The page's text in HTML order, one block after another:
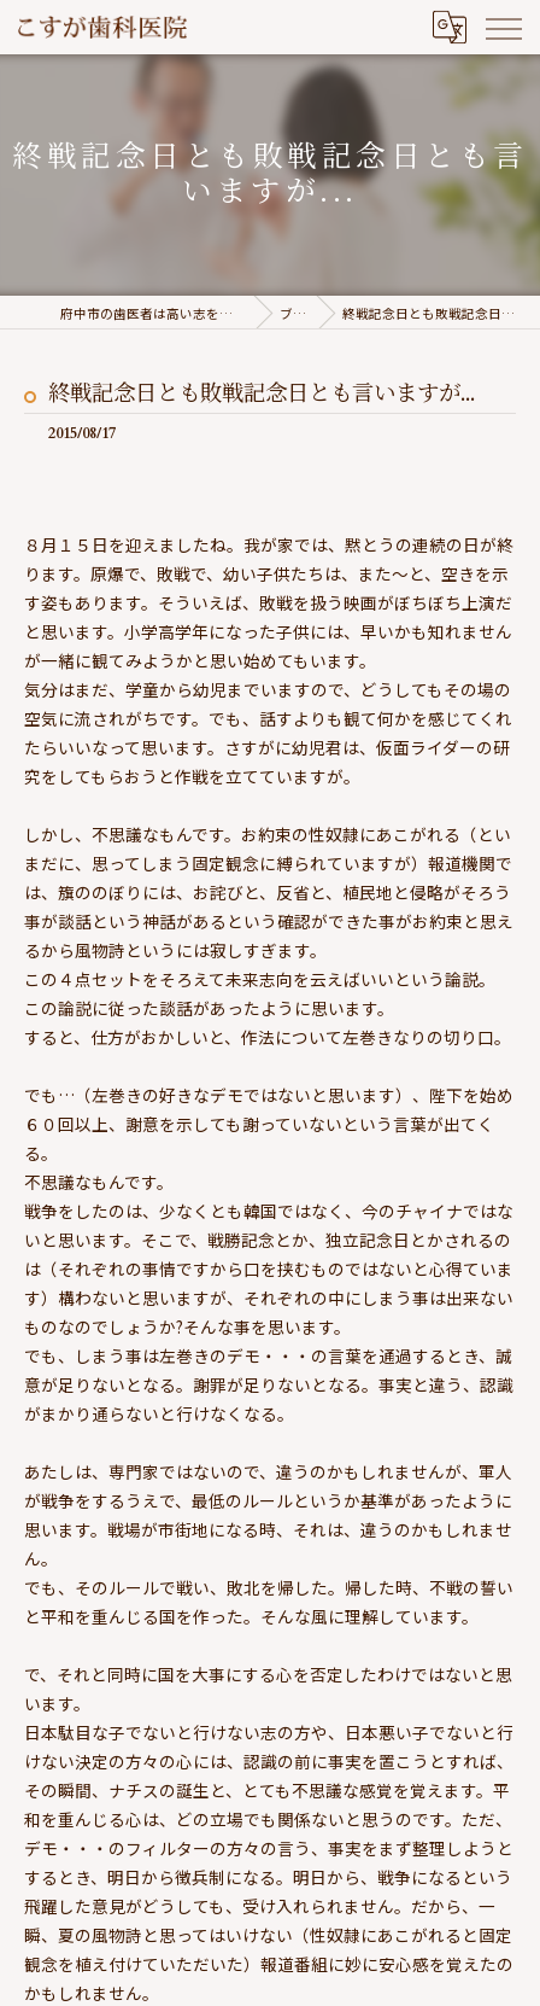
終戦記念日とも敗戦記念日とも言
いますが...
府中市の歯医者は高い志を持つこすが歯科医院 ブログ 終戦記念日とも敗戦記念日とも言いますが...
終戦記念日とも敗戦記念日とも言いますが...
2015/08/17
８月１５日を迎えましたね。我が家では、黙とうの連続の日が終
ります。原爆で、敗戦で、幼い子供たちは、また～と、空きを示
す姿もあります。そういえば、敗戦を扱う映画がぼちぼち上演だ
と思います。小学高学年になった子供には、早いかも知れません
が一緒に観てみようかと思い始めてもいます。
気分はまだ、学童から幼児までいますので、どうしてもその場の
空気に流されがちです。でも、話すよりも観て何かを感じてくれ
たらいいなって思います。さすがに幼児君は、仮面ライダーの研
究をしてもらおうと作戦を立てていますが。
しかし、不思議なもんです。お約束の性奴隷にあこがれる（とい
まだに、思ってしまう固定観念に縛られていますが）報道機関で
は、籏ののぼりには、お詫びと、反省と、植民地と侵略がそろう
事が談話という神話があるという確認ができた事がお約束と思え
るから風物詩というには寂しすぎます。
この４点セットをそろえて未来志向を云えばいいという論説。
この論説に従った談話があったように思います。
すると、仕方がおかしいと、作法について左巻きなりの切り口。
でも…（左巻きの好きなデモではないと思います）、陛下を始め
６０回以上、謝意を示しても謝っていないという言葉が出てく
る。
不思議なもんです。
戦争をしたのは、少なくとも韓国ではなく、今のチャイナではな
いと思います。そこで、戦勝記念とか、独立記念日とかされるの
は（それぞれの事情ですから口を挟むものではないと心得ていま
す）構わないと思いますが、それぞれの中にしまう事は出来ない
ものなのでしょうか?そんな事を思います。
でも、しまう事は左巻きのデモ・・・の言葉を通過するとき、誠
意が足りないとなる。謝罪が足りないとなる。事実と違う、認識
がまかり通らないと行けなくなる。
あたしは、専門家ではないので、違うのかもしれませんが、軍人
が戦争をするうえで、最低のルールというか基準があったように
思います。戦場が市街地になる時、それは、違うのかもしれませ
ん。
でも、そのルールで戦い、敗北を帰した。帰した時、不戦の誓い
と平和を重んじる国を作った。そんな風に理解しています。
で、それと同時に国を大事にする心を否定したわけではないと思
います。
日本駄目な子でないと行けない志の方や、日本悪い子でないと行
けない決定の方々の心には、認識の前に事実を置こうとすれば、
その瞬間、ナチスの誕生と、とても不思議な感覚を覚えます。平
和を重んじる心は、どの立場でも関係ないと思うのです。ただ、
デモ・・・のフィルターの方々の言う、事実をまず整理しようと
するとき、明日から徴兵制になる。明日から、戦争になるという
飛躍した意見がどうしても、受け入れられません。だから、一
瞬、夏の風物詩と思ってはいけない（性奴隷にあこがれると固定
観念を植え付けていただいた）報道番組に妙に安心感を覚えたの
かもしれません。